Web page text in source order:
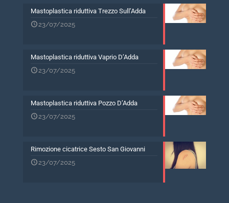
Mastoplastica riduttiva Trezzo Sull’Adda
23/07/2025
Mastoplastica riduttiva Vaprio D’Adda
23/07/2025
Mastoplastica riduttiva Pozzo D’Adda
23/07/2025
Rimozione cicatrice Sesto San Giovanni
23/07/2025